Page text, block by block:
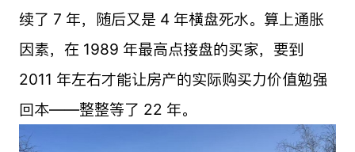
续了 7 年，随后又是 4 年横盘死水。算上通胀
因素，在 1989 年最高点接盘的买家，要到
2011 年左右才能让房产的实际购买力价值勉强
回本——整整等了 22 年。